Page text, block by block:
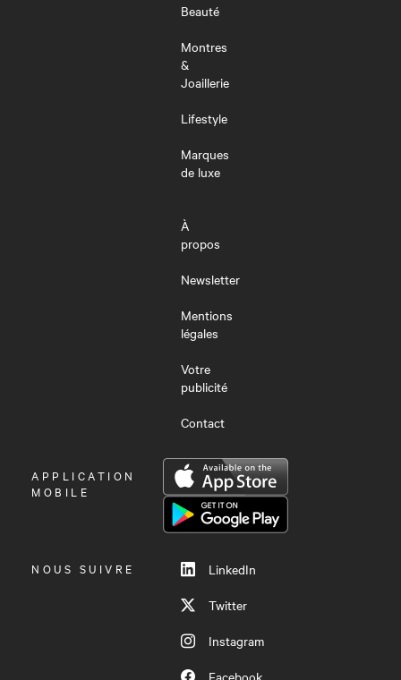
Beauté
Montres
&
Joaillerie
Lifestyle
Marques
de luxe
À
propos
Newsletter
Mentions
légales
Votre
publicité
Contact
OUVRIR
LE
APPLICATION
MOBILE
NOUS SUIVRE
LinkedIn
Twitter
Instagram
Facebook